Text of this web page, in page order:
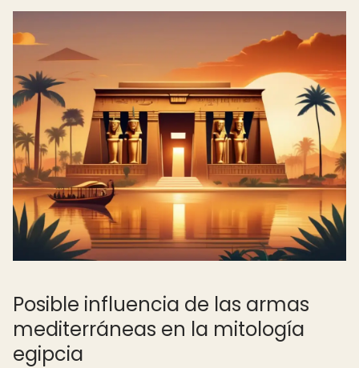
Posible influencia de las armas
mediterráneas en la mitología
egipcia